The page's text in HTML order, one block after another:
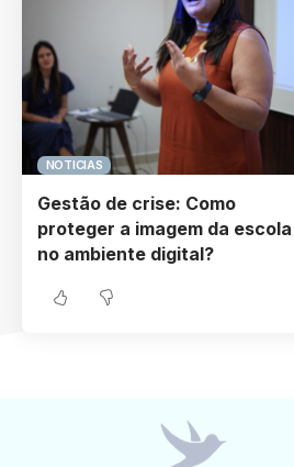
NOTICIAS
Gestão de crise: Como
proteger a imagem da escola
no ambiente digital?